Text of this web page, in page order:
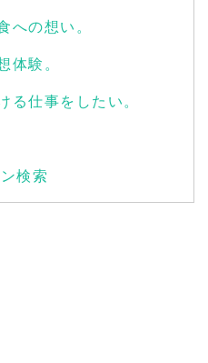
への想い。
体験。
る仕事をしたい。
検索